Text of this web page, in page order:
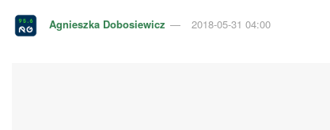
Agnieszka Dobosiewicz 2018-05-31 04:00